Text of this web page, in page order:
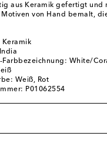
aus Keramik gefertigt und
von Hand bemalt,
Keramik
Farbbezeichnung: White/
Weiß, Rot
P01062554